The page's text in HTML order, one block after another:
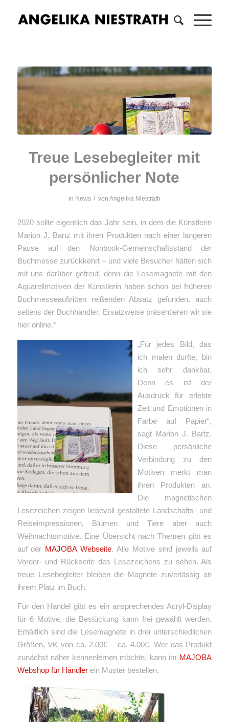
Treue Lesebegleiter mit
persönlicher Note
in News / von Angelika Niestrath
2020 sollte eigentlich das Jahr sein, in dem die Künstlerin
Marion J. Bartz mit ihren Produkten nach einer längeren
Pause auf den Nonbook-Gemeinschaftsstand der
Buchmesse zurückkehrt – und viele Besucher hätten sich
mit uns darüber gefreut, denn die Lesemagnete mit den
Aquarellmotiven der Künstlerin haben schon bei früheren
Buchmesseauftritten reißenden Absatz gefunden, auch
seitens der Buchhändler. Ersatzweise präsentieren wir sie
hier online.*
„Für jedes Bild, das
ich malen durfte, bin
ich sehr dankbar.
Denn es ist der
Ausdruck für erlebte
Zeit und Emotionen in
Farbe auf Papier“,
sagt Marion J. Bartz.
Diese persönliche
Verbindung zu den
Motiven merkt man
ihren Produkten an.
Die magnetischen
Lesezeichen zeigen liebevoll gestaltete Landschafts- und
Reiseimpressionen, Blumen und Tiere aber auch
Weihnachtsmotive. Eine Übersicht nach Themen gibt es
auf der MAJOBA Webseite. Alle Motive sind jeweils auf
Vorder- und Rückseite des Lesezeichens zu sehen. Als
treue Lesebegleiter bleiben die Magnete zuverlässig an
ihrem Platz im Buch.
Für den Handel gibt es ein ansprechendes Acryl-Display
für 6 Motive, die Bestückung kann frei gewählt werden.
Erhältlich sind die Lesemagnete in drei unterschiedlichen
Größen, VK von ca. 2.00€ – ca. 4.00€. Wer das Produkt
zunächst näher kennenlernen möchte, kann im MAJOBA
Webshop für Händlerein Muster bestellen.